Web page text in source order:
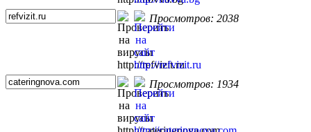
Просмотров: 2038
Просмотров: 1934